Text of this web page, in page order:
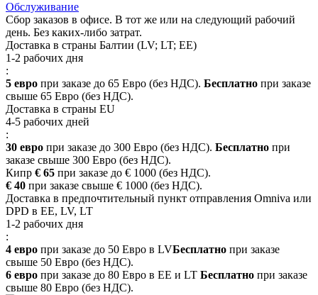
Обслуживание
Сбор заказов в офисе. В тот же или на следующий рабочий
день. Без каких-либо затрат.
Доставка в страны Балтии (LV; LT; EE)
1-2 рабочих дня
:
5 евро при заказе до 65 Евро (без НДС). Бесплатно при заказе
свыше 65 Евро (без НДС).
Доставка в страны EU
4-5 рабочих дней
:
30 евро при заказе до 300 Евро (без НДС). Бесплатно при
заказе свыше 300 Евро (без НДС).
Кипр € 65 при заказе до € 1000 (без НДС).
€ 40 при заказе свыше € 1000 (без НДС).
Доставка в предпочтительный пункт отправления Omniva или
DPD в EE, LV, LT
1-2 рабочих дня
:
4 евро при заказе до 50 Евро в LVБесплатно при заказе
свыше 50 Евро (без НДС).
6 евро при заказе до 80 Евро в EE и LT Бесплатно при заказе
свыше 80 Евро (без НДС).